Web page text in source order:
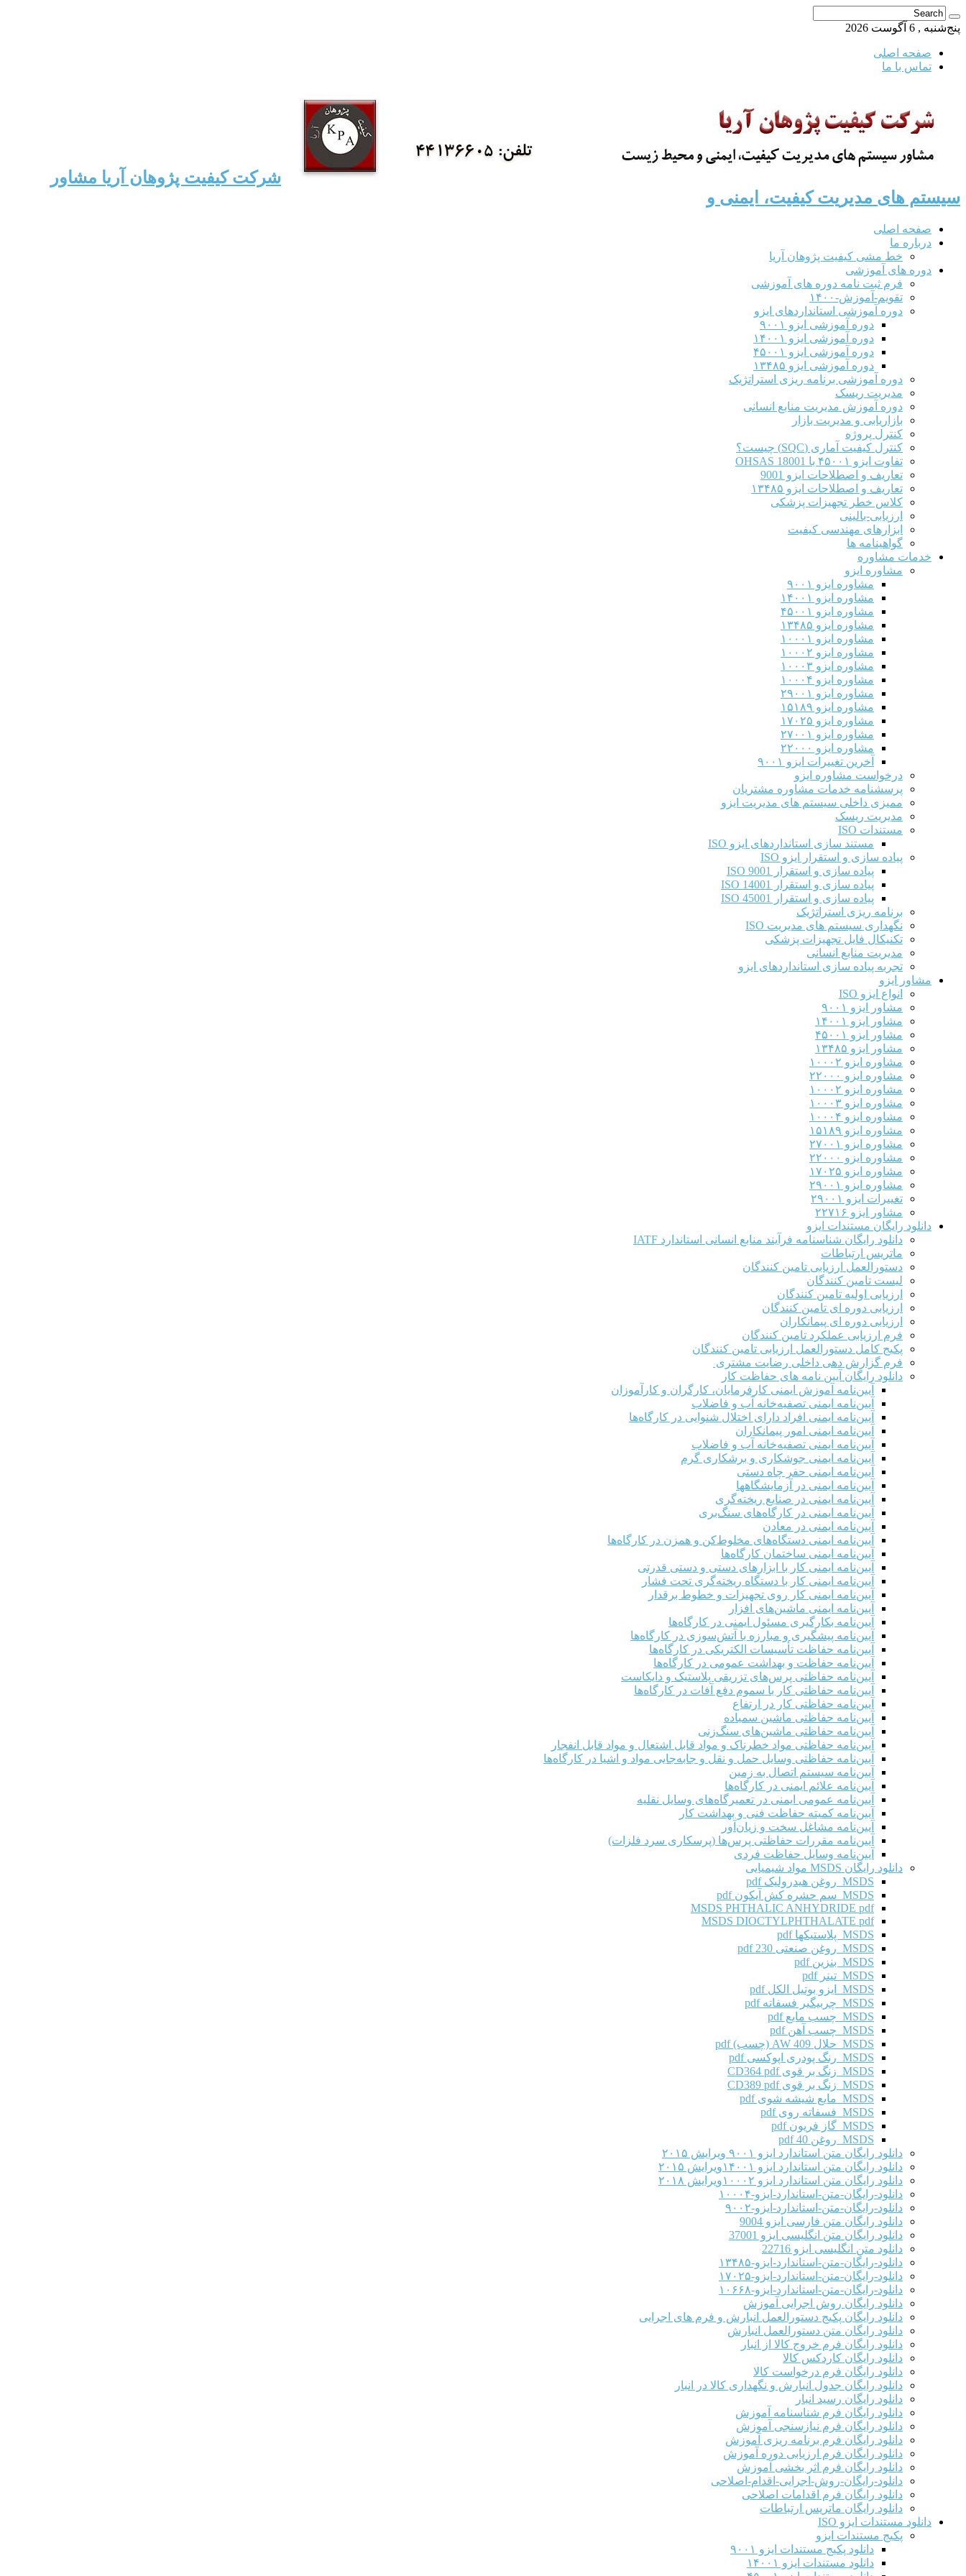
پنج‌شنبه , 6 آگوست 2026
صفحه اصلی
تماس با ما
شرکت کیفیت پژوهان آریا مشاور
سیستم های مدیریت کیفیت، ایمنی و
صفحه اصلی
درباره ما
خط مشی کیفیت پژوهان آریا
دوره های آموزشی
فرم ثبت نامه دوره های آموزشی
تقویم-آموزش-۱۴۰۰
دوره آموزشی استانداردهای ایزو
دوره آموزشی ایزو ۹۰۰۱
دوره آموزشی ایزو ۱۴۰۰۱
دوره آموزشی ایزو ۴۵۰۰۱
دوره آموزشی ایزو ۱۳۴۸۵
دوره آموزشی برنامه ریزی استراتژیک
مدیریت ریسک
دوره آموزش مدیریت منابع انسانی
بازاریابی و مدیریت بازار
کنترل پروژه
کنترل کیفیت آماری (SQC) چیست؟
تفاوت ایزو ۴۵۰۰۱ با OHSAS 18001
تعاریف و اصطلاحات ایزو 9001
تعاریف و اصطلاحات ایزو ۱۳۴۸۵
کلاس خطر تجهیزات پزشکی
ارزیابی-بالینی
ابزارهای مهندسی کیفیت
گواهینامه ها
خدمات مشاوره
مشاوره ایزو
مشاوره ایزو ۹۰۰۱
مشاوره ایزو ۱۴۰۰۱
مشاوره ایزو ۴۵۰۰۱
مشاوره ایزو ۱۳۴۸۵
مشاوره ایزو ۱۰۰۰۱
مشاوره ایزو ۱۰۰۰۲
مشاوره ایزو ۱۰۰۰۳
مشاوره ایزو ۱۰۰۰۴
مشاوره ایزو ۲۹۰۰۱
مشاوره ایزو ۱۵۱۸۹
مشاوره ایزو ۱۷۰۲۵
مشاوره ایزو ۲۷۰۰۱
مشاوره ایزو ۲۲۰۰۰
آخرین تغییرات ایزو ۹۰۰۱
درخواست مشاوره ایزو
پرسشنامه خدمات مشاوره مشتریان
ممیزی داخلی سیستم های مدیریت ایزو
مدیریت ریسک
مستندات ISO
مستند سازی استانداردهای ایزو ISO
پیاده سازی و استقرار ایزو ISO
پیاده سازی و استقرار ISO 9001​
پیاده سازی و استقرار ISO 14001
پیاده سازی و استقرار ISO 45001
برنامه ریزی استراتژیک
نگهداری سیستم های مدیریت ISO
تکنیکال فایل تجهیزات پزشکی
مدیریت منابع انسانی
تجربه پیاده سازی استانداردهای ایزو
مشاور ایزو
انواع ایزو ISO
مشاور ایزو ۹۰۰۱
مشاور ایزو ۱۴۰۰۱
مشاور ایزو ۴۵۰۰۱
مشاور ایزو ۱۳۴۸۵
مشاوره ایزو ۱۰۰۰۲
مشاوره ایزو ۲۲۰۰۰
مشاوره ایزو ۱۰۰۰۲
مشاوره ایزو ۱۰۰۰۳
مشاوره ایزو ۱۰۰۰۴
مشاوره ایزو ۱۵۱۸۹
مشاوره ایزو ۲۷۰۰۱
مشاوره ایزو ۲۲۰۰۰
مشاوره ایزو ۱۷۰۲۵
مشاوره ایزو ۲۹۰۰۱
تغییرات ایزو ۲۹۰۰۱
مشاور ایزو ۲۲۷۱۶
دانلود رایگان مستندات ایزو
دانلود رایگان شناسنامه فرآیند منابع انسانی استاندارد IATF
ماتریس ارتباطات
دستورالعمل ارزیابی تامین کنندگان
لیست تامین کنندگان
ارزیابی اولیه تامین کنندگان
ارزیابی دوره ای تامین کنندگان
ارزیابی دوره ای پیمانکاران
فرم ارزيابی عملکرد تامین کنندگان
پکیج کامل دستورالعمل ارزیابی تامین کنندگان
فرم گزارش دهی داخلی رضایت مشتری
دانلود رایگان آیین نامه های حفاظت کار
آیین‌نامه آموزش ایمنی کارفرمایان، کارگران و کارآموزان
آیین‌نامه ایمنی تصفیه‌خانه آب و فاضلاب
آیین‌نامه ایمنی افراد دارای اختلال شنوایی در کارگاه‌ها
آیین‌نامه ایمنی امور پیمانکاران
آیین‌نامه ایمنی تصفیه‌خانه آب و فاضلاب
آیین‌نامه ایمنی جوشکاری و برشکاری گرم
آیین‌نامه ایمنی حفر چاه دستی
آیین‌نامه ایمنی در آزمایشگاهها
آیین‌نامه ایمنی در صنایع ریخته‌گری
آیین‌نامه ایمنی در کارگاه‌های سنگ‌بری
آیین‌نامه ایمنی در معادن
آیین‌نامه ایمنی دستگاه‌های مخلوط‌کن و همزن در کارگاه‌ها
آیین‌نامه ایمنی ساختمان کارگاه‌ها
آیین‌نامه ایمنی کار با ابزارهای دستی و دستی قدرتی
آیین‌نامه ایمنی کار با دستگاه ریخته‌گری تحت فشار
آیین‌نامه ایمنی کار روی تجهیزات و خطوط برقدار
آیین‌نامه ایمنی ماشین‌های افزار
آیین‌نامه بکارگیری مسئول ایمنی در کارگاه‌ها
آیین‌نامه پیشگیری و مبارزه با آتش‌سوزی در کارگاه‌ها
آیین‌نامه حفاظت تأسیسات الکتریکی در کارگاه‌ها
آیین‌نامه حفاظت و بهداشت عمومی در کارگاه‌ها
آیین‌نامه حفاظتی پرس‌های تزریقی پلاستیک و دایکاست
آیین‌نامه حفاظتی کار با سموم دفع آفات در کارگاه‌ها
آیین‌نامه حفاظتی کار در ارتفاع
آیین‌نامه حفاظتی ماشین سمباده
آیین‌نامه حفاظتی ماشین‌های سنگ‌زنی
آیین‌نامه حفاظتی مواد خطرناک و مواد قابل اشتعال و مواد قابل انفجار
آیین‌نامه حفاظتی وسایل حمل و نقل و جابه‌جایی مواد و اشیا در کارگاه‌ها
آیین‌نامه سیستم اتصال به زمین
آیین‌نامه علائم ایمنی در کارگاه‌ها
آیین‌نامه عمومی ایمنی در تعمیرگاه‌های وسایل نقلیه
آیین‌نامه کمیته حفاظت فنی و بهداشت کار
آیین‌نامه مشاغل سخت و زیان‌آور
آیین‌نامه مقررات حفاظتی پرس‌ها (پرسکاری سرد فلزات)
آیین‌نامه وسایل حفاظت فردی
دانلود رایگان MSDS مواد شیمیایی
MSDS روغن هیدرولیک pdf
MSDS سم حشره کش آیکون pdf
MSDS PHTHALIC ANHYDRIDE pdf
MSDS DIOCTYLPHTHALATE pdf
MSDS پلاستیکها pdf
MSDS روغن صنعتی 230 pdf
MSDS بنزین pdf
MSDS تینر pdf
MSDS ایزو بوتیل الکل pdf
MSDS چربیگیر فسفاته pdf
MSDS چسب مایع pdf
MSDS چسب آهن pdf
MSDS حلال AW 409 (چسب) pdf
MSDS رنگ پودری اپوکسی pdf
MSDS زنگ بر قوی CD364 pdf
MSDS زنگ بر قوی CD389 pdf
MSDS مایع شیشه شوی pdf
MSDS فسفاته روی pdf
MSDS گاز فریون pdf
MSDS روغن 40 pdf
دانلود رایگان متن استاندارد ایزو ۹۰۰۱ ویرایش ۲۰۱۵
دانلود رایگان متن استاندارد ایزو ۱۴۰۰۱ویرایش ۲۰۱۵
دانلود رایگان متن استاندارد ایزو ۱۰۰۰۲ویرایش ۲۰۱۸
دانلود-رایگان-متن-استاندارد-ایزو-۱۰۰۰۴
دانلود-رایگان-متن-استاندارد-ایزو-۹۰۰۲
دانلود رایگان متن فارسی ایزو 9004
دانلود رایگان متن انگلیسی ایزو 37001
دانلود متن انگلیسی ایزو 22716
دانلود-رایگان-متن-استاندارد-ایزو-۱۳۴۸۵
دانلود-رایگان-متن-استاندارد-ایزو-۱۷۰۲۵
دانلود-رایگان-متن-استاندارد-ایزو-۱۰۶۶۸
دانلود رایگان روش اجرایی آموزش
دانلود رایگان پکیج دستورالعمل انبارش و فرم های اجرایی
دانلود رایگان متن دستورالعمل انبارش
دانلود رایگان فرم خروج کالا از انبار
دانلود رایگان کاردکس کالا
دانلود رایگان فرم درخواست کالا
دانلود رایگان جدول انبارش و نگهداری کالا در انبار
دانلود رایگان رسید انبار
دانلود رایگان فرم شناسنامه آموزش
دانلود رایگان فرم نیازسنجی آموزش
دانلود رایگان فرم برنامه ریزی آموزش
دانلود رایگان فرم ارزیابی دوره آموزش
دانلود رایگان فرم اثر بخشی آموزش
دانلود-رایگان-روش-اجرایی-اقدام-اصلاحی
دانلود رایگان فرم اقدامات اصلاحی
دانلود رایگان ماتریس ارتباطات
دانلود مستندات ایزو ISO
پکیج مستندات ایزو
دانلود پکیج مستندات ایزو ۹۰۰۱
دانلود مستندات ایزو ۱۴۰۰۱